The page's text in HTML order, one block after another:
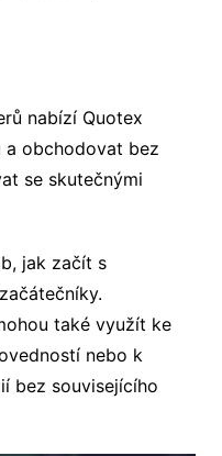
nabízí Quotex
obchodovat bez
se skutečnými
jak začít s
také využít ke
nebo k
bez souvisejícího